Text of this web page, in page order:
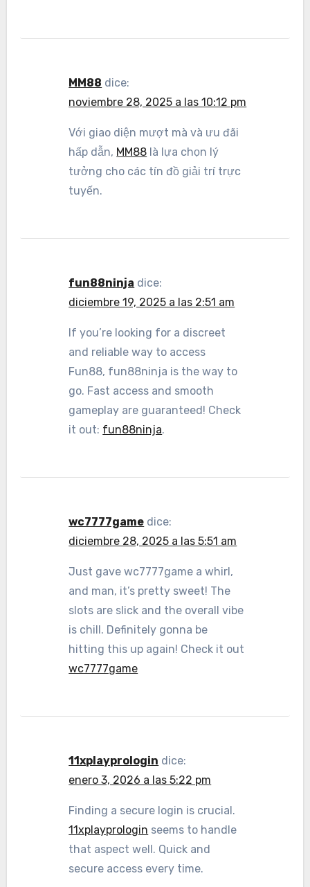
MM88 dice:
noviembre 28, 2025 a las 10:12 pm
Với giao diện mượt mà và ưu đãi
hấp dẫn, MM88 là lựa chọn lý
tưởng cho các tín đồ giải trí trực
tuyến.
fun88ninja dice:
diciembre 19, 2025 a las 2:51 am
If you’re looking for a discreet
and reliable way to access
Fun88, fun88ninja is the way to
go. Fast access and smooth
gameplay are guaranteed! Check
it out: fun88ninja.
wc7777game dice:
diciembre 28, 2025 a las 5:51 am
Just gave wc7777game a whirl,
and man, it’s pretty sweet! The
slots are slick and the overall vibe
is chill. Definitely gonna be
hitting this up again! Check it out
wc7777game
11xplayprologin dice:
enero 3, 2026 a las 5:22 pm
Finding a secure login is crucial.
11xplayprologin seems to handle
that aspect well. Quick and
secure access every time.